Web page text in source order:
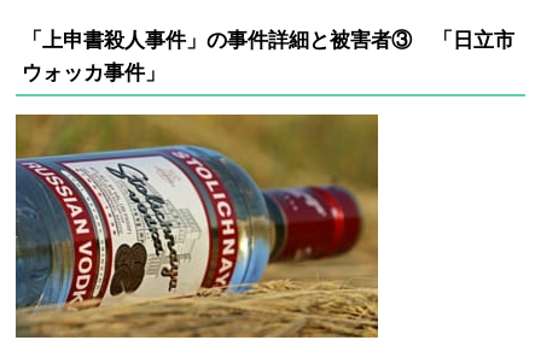
「上申書殺人事件」の事件詳細と被害者③ 「日立市
ウォッカ事件」